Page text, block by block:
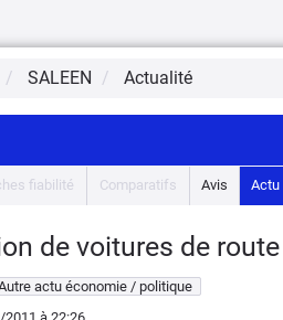
SALEEN Actualité
fiabilité Comparatifs Avis Actu
de voitures de route
actu économie / politique